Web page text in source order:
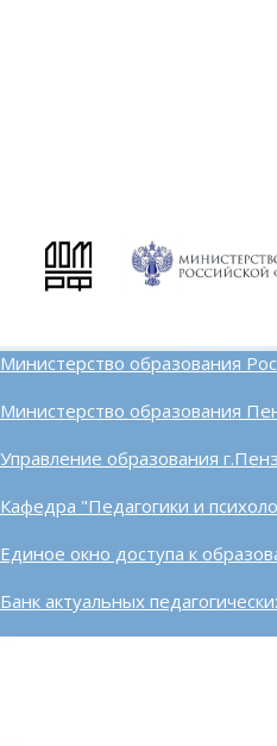
Министерство образования
Министерство образования
Управление образования
Кафедра "Педагогики и
Единое окно доступа к
Банк актуальных